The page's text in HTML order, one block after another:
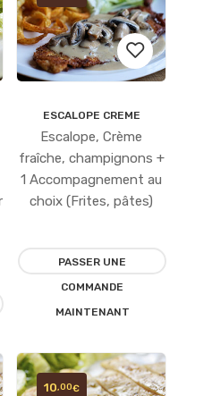
Ajouter
à la
liste
ESCALOPE CREME
Escalope, Crème
fraîche, champignons +
1 Accompagnement au
choix (Frites, pâtes)
PASSER UNE
COMMANDE
MAINTENANT
10 ,00€